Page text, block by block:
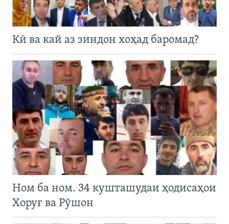
Кӣ ва кай аз зиндон хоҳад баромад?
Ном ба ном. 34 кушташудаи ҳодисаҳои
Хоруғ ва Рӯшон